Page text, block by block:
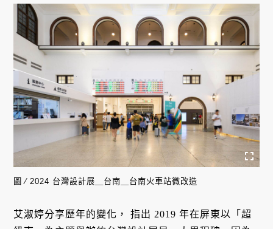
圖 ∕ 2024 台灣設計展＿台南＿台南火車站微改造
艾淑婷分享歷年的變化， 指出 2019 年在屏東以「超